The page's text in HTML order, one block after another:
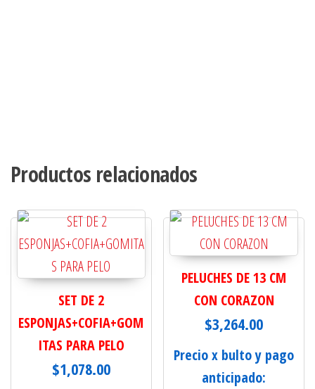
Productos relacionados
SET DE 2
ESPONJAS+COFIA+GOM
ITAS PARA PELO
$1,078.00
PELUCHES DE 13 CM
CON CORAZON
$3,264.00
Precio x bulto y pago
anticipado: